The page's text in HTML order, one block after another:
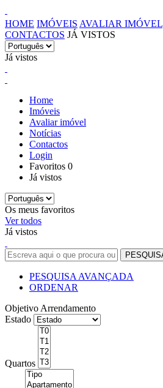
HOME IMÓVEIS AVALIAR IMÓVEL
CONTACTOS JÁ VISTOS
Já vistos
Home
Imóveis
Avaliar imóvel
Notícias
Contactos
Login
Favoritos 0
Já vistos
Os meus favoritos
Ver todos
Já vistos
PESQUISA AVANÇADA
ORDENAR
Objetivo Arrendamento
Estado
Quartos